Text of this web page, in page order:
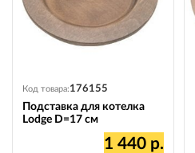
Код товара:176155
Подставка для котелка
Lodge D=17 см
1 440 р.